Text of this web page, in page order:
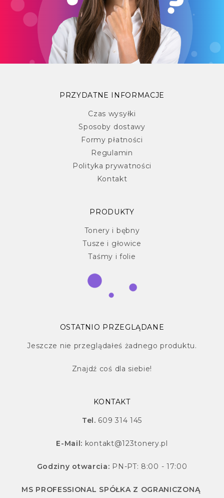
PRZYDATNE INFORMACJE
Czas wysyłki
Sposoby dostawy
Formy płatności
Regulamin
Polityka prywatności
Kontakt
PRODUKTY
Tonery i bębny
Tusze i głowice
Taśmy i folie
OSTATNIO PRZEGLĄDANE
Jeszcze nie przeglądałeś żadnego produktu.
Znajdź coś dla siebie!
KONTAKT
Tel. 609 314 145
E-Mail: kontakt@123tonery.pl
Godziny otwarcia: PN-PT: 8:00 - 17:00
MS PROFESSIONAL SPÓŁKA Z OGRANICZONĄ